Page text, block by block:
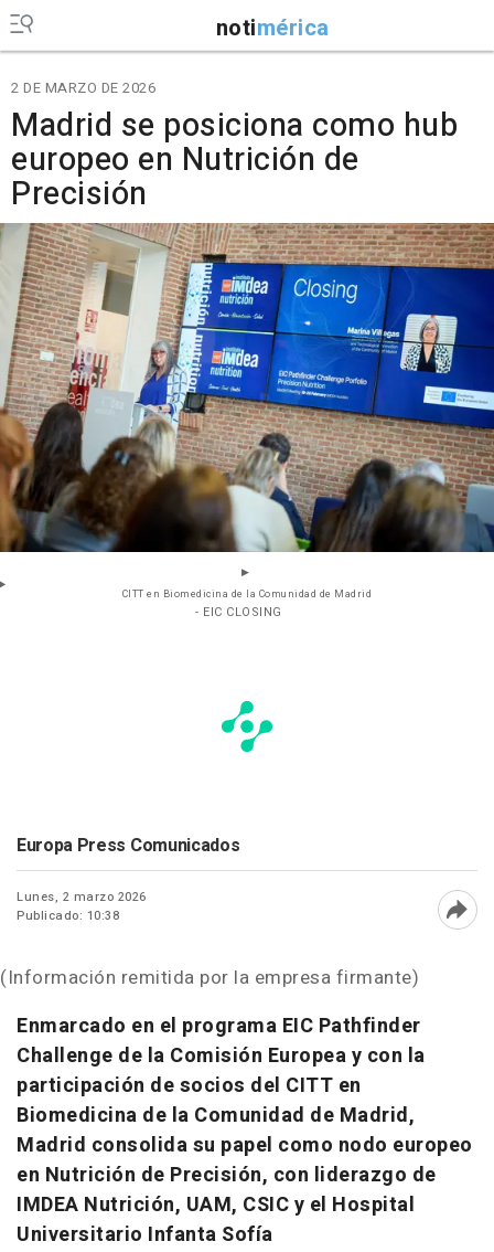
notimérica
2 DE MARZO DE 2026
Madrid se posiciona como hub
europeo en Nutrición de
Precisión
CITT en Biomedicina de la Comunidad de Madrid
- EIC CLOSING
Europa Press Comunicados
Lunes, 2 marzo 2026
Publicado: 10:38
(Información remitida por la empresa firmante)
Enmarcado en el programa EIC Pathfinder
Challenge de la Comisión Europea y con la
participación de socios del CITT en
Biomedicina de la Comunidad de Madrid,
Madrid consolida su papel como nodo europeo
en Nutrición de Precisión, con liderazgo de
IMDEA Nutrición, UAM, CSIC y el Hospital
Universitario Infanta Sofía